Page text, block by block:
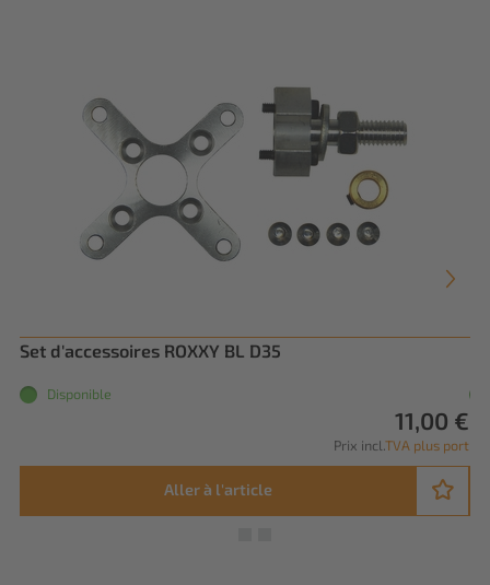
Set d'accessoires ROXXY BL D35
Disponible
11,00 €
Prix incl.TVA plus port
Aller à l'article